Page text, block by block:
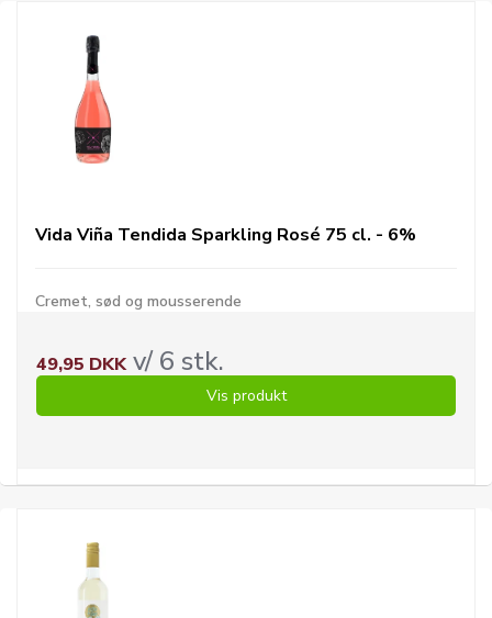
Vida Viña Tendida Sparkling Rosé 75 cl. - 6%
Cremet, sød og mousserende
49,95 DKKv/ 6 stk.
Vis produkt